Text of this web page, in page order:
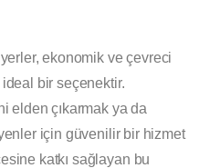
ekonomik ve çevreci
bir seçenektir.
elden çıkarmak ya da
için güvenilir bir hizmet
katkı sağlayan bu